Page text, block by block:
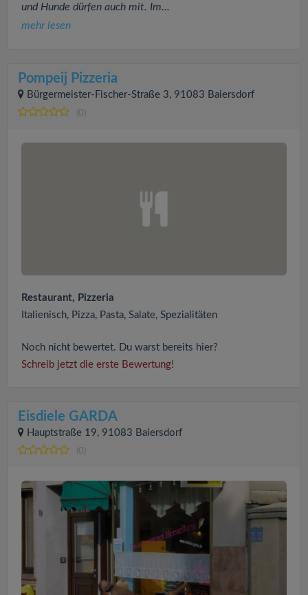
und Hunde dürfen auch mit. Im...
mehr lesen
Pompeij Pizzeria
Bürgermeister-Fischer-Straße 3, 91083 Baiersdorf
(0)
Restaurant, Pizzeria
Italienisch, Pizza, Pasta, Salate, Spezialitäten
Noch nicht bewertet. Du warst bereits hier?
Schreib jetzt die erste Bewertung!
Eisdiele GARDA
Hauptstraße 19, 91083 Baiersdorf
(0)